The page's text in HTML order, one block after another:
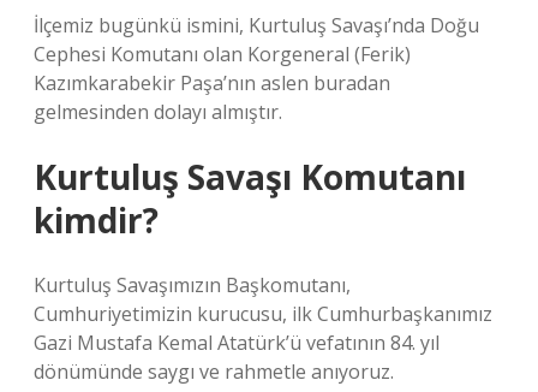
İlçemiz bugünkü ismini, Kurtuluş Savaşı’nda Doğu
Cephesi Komutanı olan Korgeneral (Ferik)
Kazımkarabekir Paşa’nın aslen buradan
gelmesinden dolayı almıştır.
Kurtuluş Savaşı Komutanı
kimdir?
Kurtuluş Savaşımızın Başkomutanı,
Cumhuriyetimizin kurucusu, ilk Cumhurbaşkanımız
Gazi Mustafa Kemal Atatürk’ü vefatının 84. yıl
dönümünde saygı ve rahmetle anıyoruz.